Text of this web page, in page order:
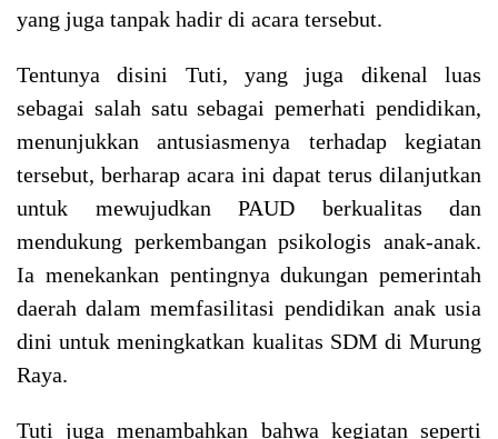
yang juga tanpak hadir di acara tersebut.
Tentunya disini Tuti, yang juga dikenal luas
sebagai salah satu sebagai pemerhati pendidikan,
menunjukkan antusiasmenya terhadap kegiatan
tersebut, berharap acara ini dapat terus dilanjutkan
untuk mewujudkan PAUD berkualitas dan
mendukung perkembangan psikologis anak-anak.
Ia menekankan pentingnya dukungan pemerintah
daerah dalam memfasilitasi pendidikan anak usia
dini untuk meningkatkan kualitas SDM di Murung
Raya.
Tuti juga menambahkan bahwa kegiatan seperti